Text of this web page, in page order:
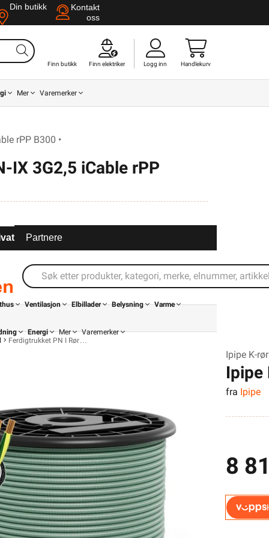
Din butikk
Kontakt
oss
Finn butikk Finn elektriker Logg inn Handlekurv
Mer Varemerker
rPP B300 •
IX 3G2,5 iCable rPP
Din butikk
Kontakt
oss
Partnere
Ventilasjon Elbillader Belysning Varme
Energi Mer
Varemerker
Ferdigtrukket PN I Rør
Ipipe K-
Ipipe
B300
fra Ipipe
8